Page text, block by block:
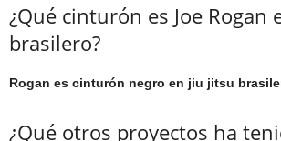
¿Qué cinturón es Joe Rogan
brasilero?
Rogan es cinturón negro en jiu jitsu
¿Qué otros proyectos ha